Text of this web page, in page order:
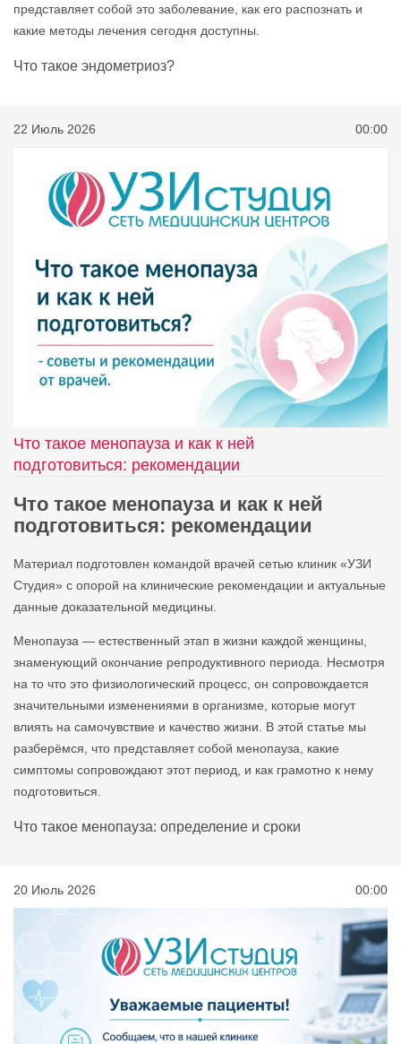
представляет собой это заболевание, как его распознать и
какие методы лечения сегодня доступны.
Что такое эндометриоз?
22 Июль 2026 00:00
Что такое менопауза и как к ней
подготовиться: рекомендации
Что такое менопауза и как к ней
подготовиться: рекомендации
Материал подготовлен командой врачей сетью клиник «УЗИ
Студия» с опорой на клинические рекомендации и актуальные
данные доказательной медицины.
Менопауза — естественный этап в жизни каждой женщины,
знаменующий окончание репродуктивного периода. Несмотря
на то что это физиологический процесс, он сопровождается
значительными изменениями в организме, которые могут
влиять на самочувствие и качество жизни. В этой статье мы
разберёмся, что представляет собой менопауза, какие
симптомы сопровождают этот период, и как грамотно к нему
подготовиться.
Что такое менопауза: определение и сроки
20 Июль 2026 00:00